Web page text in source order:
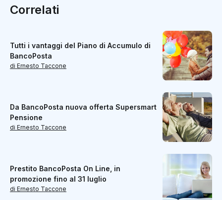
Correlati
Tutti i vantaggi del Piano di Accumulo di
BancoPosta
di Ernesto Taccone
Da BancoPosta nuova offerta Supersmart
Pensione
di Ernesto Taccone
Prestito BancoPosta On Line, in
promozione fino al 31 luglio
di Ernesto Taccone